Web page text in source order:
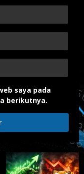
saya pada
berikutnya.